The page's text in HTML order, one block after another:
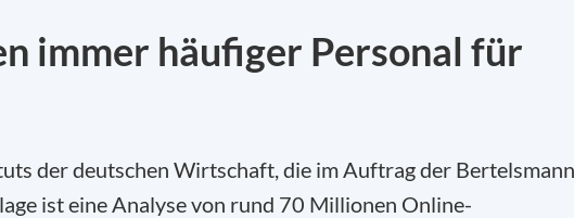
immer häufiger Personal für
der deutschen Wirtschaft, die im Auftrag der Bertelsmann
ist eine Analyse von rund 70 Millionen Online-